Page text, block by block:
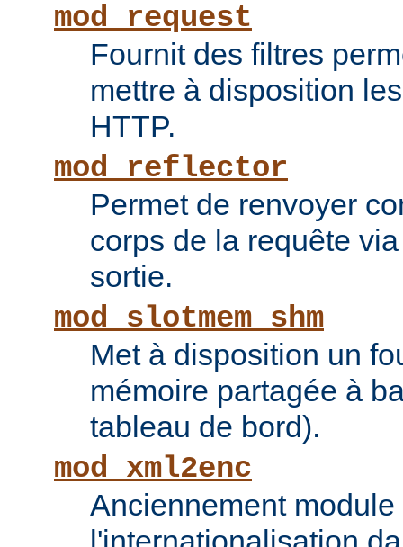
mod_request
Fournit des filtres
mettre à disposition
HTTP.
mod_reflector
Permet de renvoyer
corps de la requête
sortie.
mod_slotmem_shm
Met à disposition un
mémoire partagée à
tableau de bord).
mod_xml2enc
Anciennement